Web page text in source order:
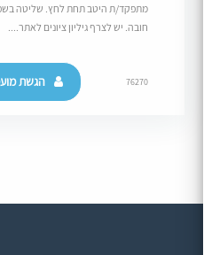
מתפקד/ת היטב תחת לחץ. שליטה
חובה. יש לצרף גיליון ציונים לאתר....
76270 הגשת